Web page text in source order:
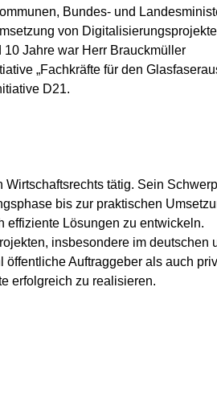
Bundes- und
von
Jahre war Herr Brauckmüller
„Fachkräfte für den
D21.
tätig. Sein
bis zur praktischen
effiziente Lösungen zu entwickeln.
insbesondere im deutschen
Auftraggeber als auch
erfolgreich zu realisieren.